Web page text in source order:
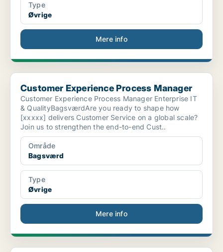
Type
Øvrige
Mere info
Customer Experience Process Manager
Customer Experience Process Manager
Customer Experience Process Manager Enterprise IT
& QualityBagsværdAre you ready to shape how
[xxxxx] delivers Customer Service on a global scale?
Join us to strengthen the end-to-end Cust..
Område
Bagsværd
Type
Øvrige
Mere info